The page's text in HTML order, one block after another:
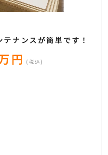
ナンスが簡単です！
円 (税込)